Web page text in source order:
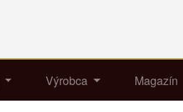
Výrobca Magazín